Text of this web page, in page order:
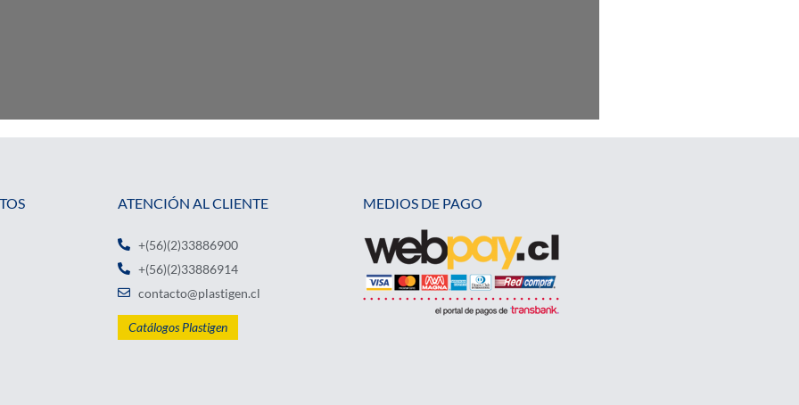
ATENCIÓN AL CLIENTE
+(56)(2)33886900
+(56)(2)33886914
contacto@plastigen.cl
Catálogos Plastigen
MEDIOS DE PAGO